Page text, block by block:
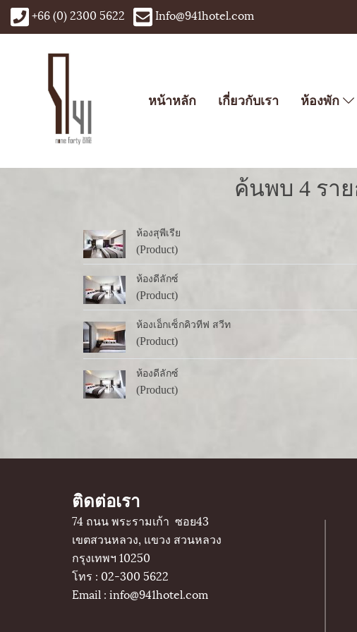
+66 (0) 2300 5622 Info@941hotel.com
หน้าหลัก เกี่ยวกับเรา ห้องพัก
ค้นพบ 4 รา
ห้องสุพีเรีย
(Product)
ห้องดีลักซ์
(Product)
ห้องเอ็กเซ็กคิวทีฟ สวีท
(Product)
ห้องดีลักซ์
(Product)
ติดต่อเรา
74 ถนน พระรามเก้า ซอย43
เขตสวนหลวง, แขวง สวนหลวง
กรุงเทพฯ 10250
โทร : 02-300 5622
Email : info@941hotel.com